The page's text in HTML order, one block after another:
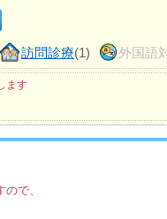
訪問診療(1) 外国語
ます
で、